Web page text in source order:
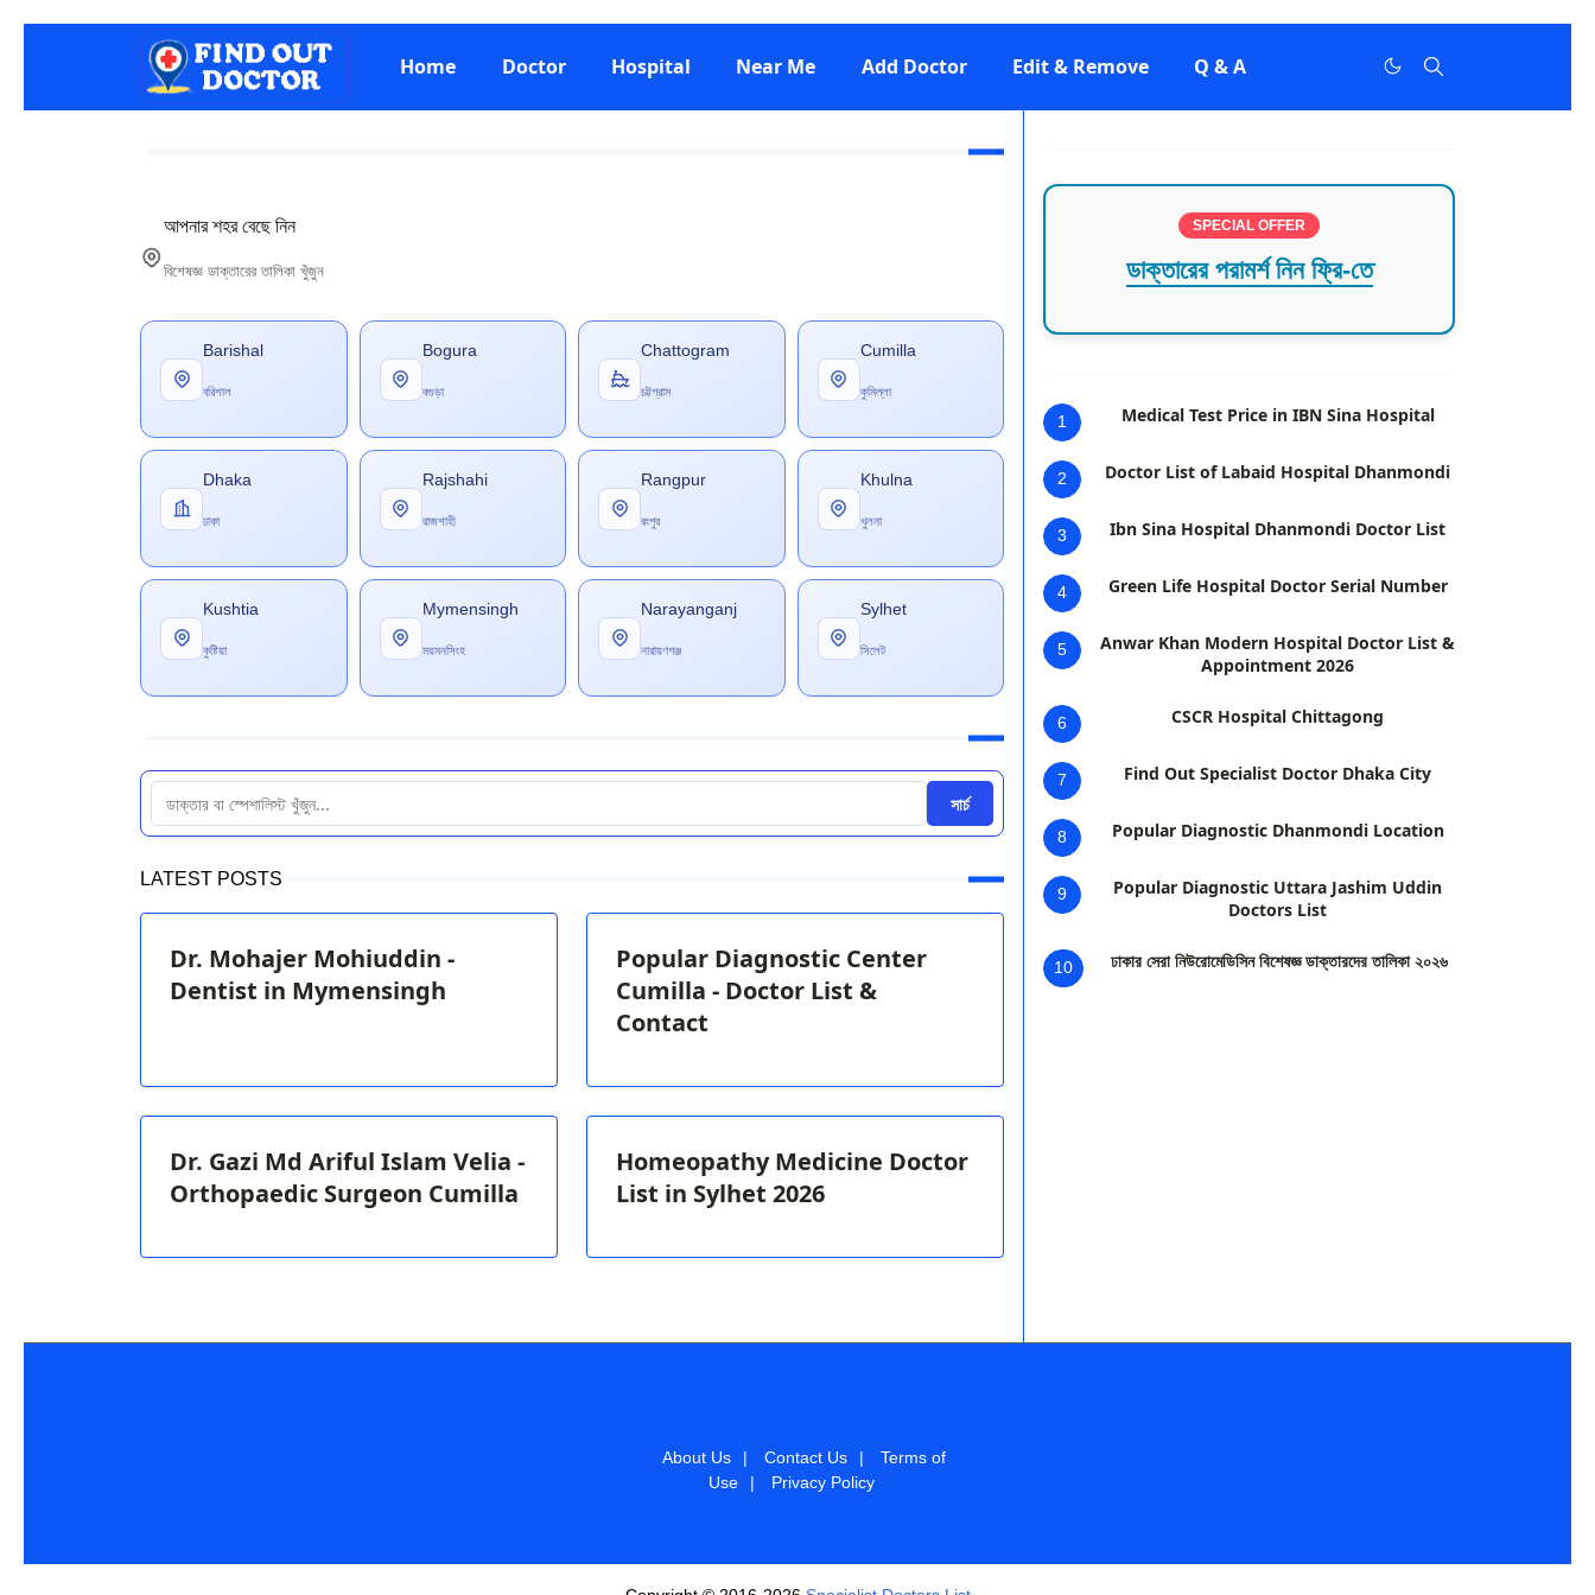
Home Doctor Hospital Near Me Add Doctor Edit & Remove Q & A
আপনার শহর বেছে নিন
বিশেষজ্ঞ ডাক্তারের তালিকা খুঁজুন
Barishal
বরিশাল
Bogura
বগুড়া
Chattogram
চট্টগ্রাম
Cumilla
কুমিল্লা
Dhaka
ঢাকা
Rajshahi
রাজশাহী
Rangpur
রংপুর
Khulna
খুলনা
Kushtia
কুষ্টিয়া
Mymensingh
ময়মনসিংহ
Narayanganj
নারায়ণগঞ্জ
Sylhet
সিলেট
সার্চ
LATEST POSTS
Dr. Mohajer Mohiuddin -
Dentist in Mymensingh
Popular Diagnostic Center
Cumilla - Doctor List &
Contact
Dr. Gazi Md Ariful Islam Velia -
Orthopaedic Surgeon Cumilla
Homeopathy Medicine Doctor
List in Sylhet 2026
SPECIAL OFFER
ডাক্তারের পরামর্শ নিন ফ্রি-তে
1 Medical Test Price in IBN Sina Hospital
2 Doctor List of Labaid Hospital Dhanmondi
3 Ibn Sina Hospital Dhanmondi Doctor List
4 Green Life Hospital Doctor Serial Number
5
Anwar Khan Modern Hospital Doctor List &
Appointment 2026
6 CSCR Hospital Chittagong
7 Find Out Specialist Doctor Dhaka City
8 Popular Diagnostic Dhanmondi Location
9
Popular Diagnostic Uttara Jashim Uddin
Doctors List
10 ঢাকার সেরা নিউরোমেডিসিন বিশেষজ্ঞ ডাক্তারদের তালিকা ২০২৬
About Us | Contact Us |
Terms of
Use
| Privacy Policy